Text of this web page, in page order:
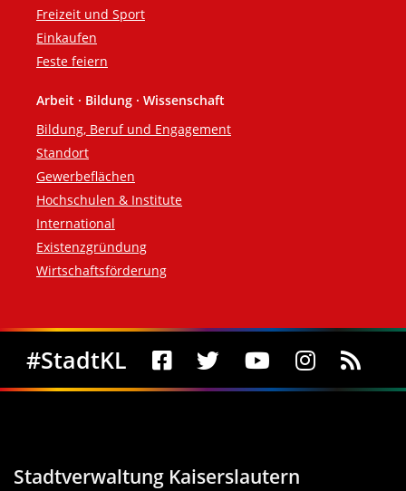
Freizeit und Sport
Einkaufen
Feste feiern
Arbeit · Bildung · Wissenschaft
Bildung, Beruf und Engagement
Standort
Gewerbeflächen
Hochschulen & Institute
International
Existenzgründung
Wirtschaftsförderung
Social Media
#StadtKL
Stadtverwaltung Kaiserslautern